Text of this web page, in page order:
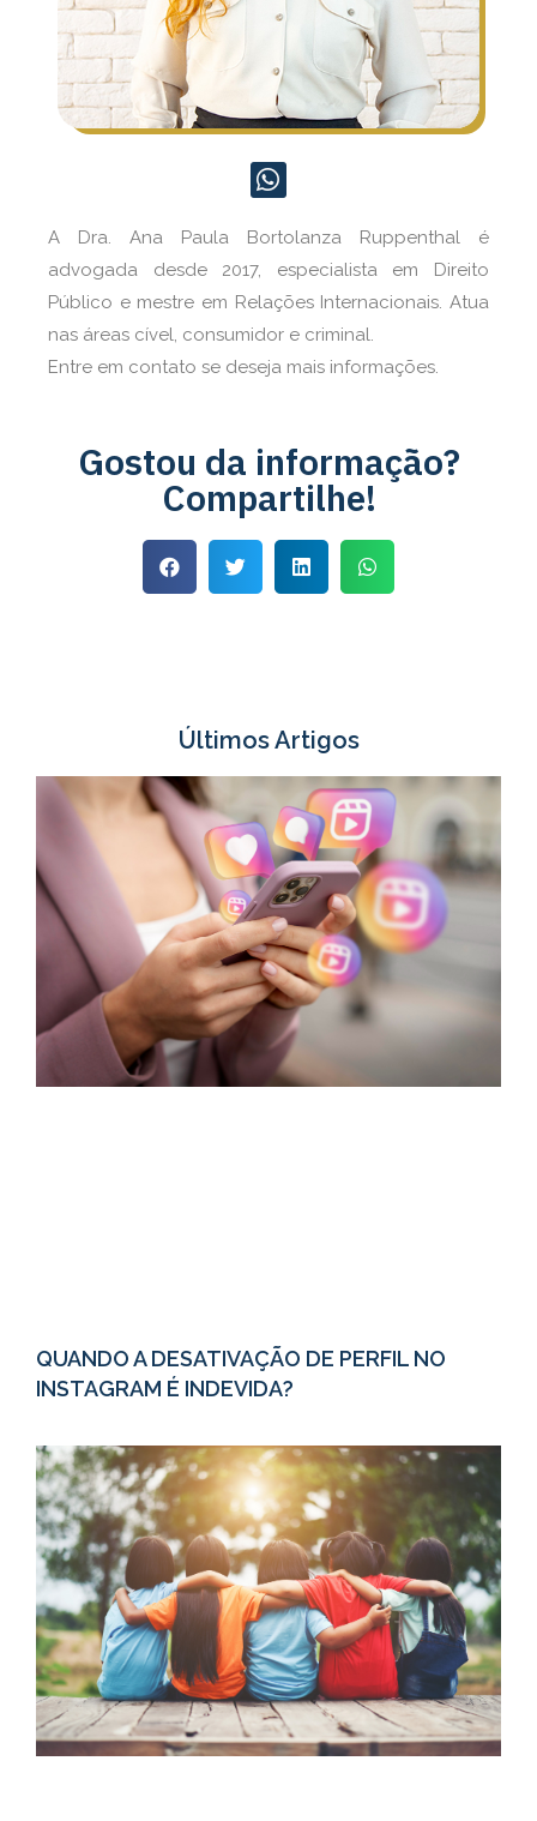
A Dra. Ana Paula Bortolanza Ruppenthal é
advogada desde 2017, especialista em Direito
Público e mestre em Relações Internacionais. Atua
nas áreas cível, consumidor e criminal.
Entre em contato se deseja mais informações.
Gostou da informação?
Compartilhe!
Últimos Artigos
QUANDO A DESATIVAÇÃO DE PERFIL NO
INSTAGRAM É INDEVIDA?